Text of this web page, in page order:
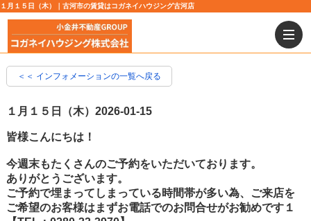
１月１５日（木）｜古河市の賃貸はコガネイハウジング古河店
＜＜ インフォメーションの一覧へ戻る
１月１５日（木） 2026-01-15
皆様こんにちは！
今週末もたくさんのご予約をいただいております。
ありがとうございます。
ご予約で埋まってしまっている時間帯が多い為、ご来店を
ご希望のお客様はまずお電話でのお問合せがお勧めです１